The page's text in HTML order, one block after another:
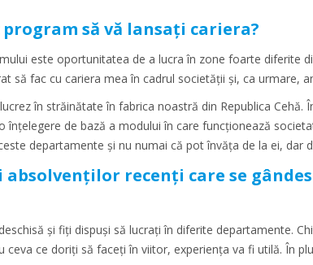
să vă lansați cariera?
este oportunitatea de a lucra în zone foarte diferite
să fac cu cariera mea în cadrul societății și, ca urmare,
în străinătate în fabrica noastră din Republica Cehă.
înțelegere de bază a modului în care funcționează
departamente și nu numai că pot învăța de la ei, dar
recenți care se
și fiți dispuși să lucrați în diferite departamente.
ceva ce doriți să faceți în viitor, experiența va fi utilă. În